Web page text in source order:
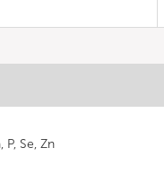
P, Se, Zn